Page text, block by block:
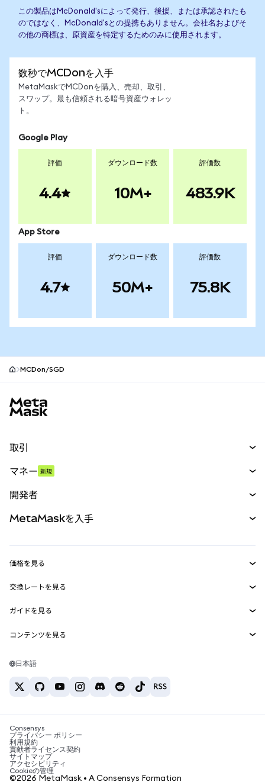
この製品はMcDonald'sによって発行、後援、または承認されたも
のではなく、McDonald'sとの提携もありません。会社名およびそ
の他の商標は、原資産を特定するためのみに使用されます。
数秒でMCDonを入手
MetaMaskでMCDonを購入、売却、取引、
スワップ。最も信頼される暗号資産ウォレッ
ト。
Google Play
評価
4.4
ダウンロード数
10M+
評価数
483.9K
App Store
評価
4.7
ダウンロード数
50M+
評価数
75.8K
MCDon/SGD
取引
パーペチュアル
RWA
マネー 新規
開発者
MetaMask Connect
Snaps
Web3サービス
MetaMaskを入手
セキュリティ
サポート
キャリア
お問い合わせ
価格を見る
イーサリアムの価格
Solanaの価格
Tetherの価格
交換レートを見る
ETH→USD
USDT→INR
BTC→INR
ETH→USDT
ガイドを見る
ETHの購入
USDTの購入
SHIBの購入
BNBの購入
コンテンツを見る
Solanaウォレット
税制関連ニュース
暗号資産の購入方法は？
ビットコインを売るには？
日本語
Consensys
プライバシー ポリシー
利用規約
貢献者ライセンス契約
サイトマップ
アクセシビリティ
Cookieの管理
©2026 MetaMask • A Consensys Formation